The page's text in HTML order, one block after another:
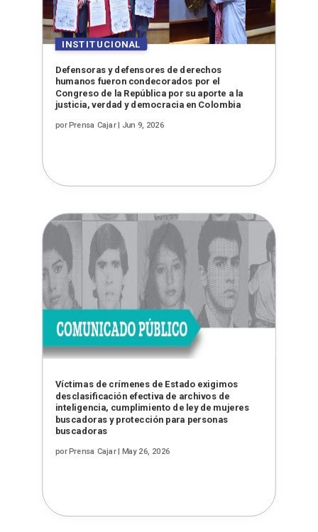
Defensoras y defensores de derechos
humanos fueron condecorados por el
Congreso de la República por su aporte a la
justicia, verdad y democracia en Colombia
porPrensa Cajar| Jun 9, 2026
Víctimas de crímenes de Estado exigimos
desclasificación efectiva de archivos de
inteligencia, cumplimiento de ley de mujeres
buscadoras y protección para personas
buscadoras
porPrensa Cajar| May 26, 2026